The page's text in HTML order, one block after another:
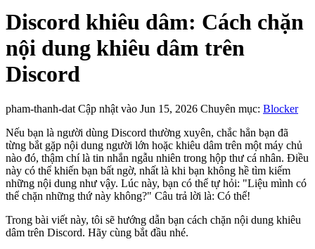
Discord khiêu dâm: Cách chặn
nội dung khiêu dâm trên
Discord
pham-thanh-dat Cập nhật vào Jun 15, 2026 Chuyên mục: Blocker
Nếu bạn là người dùng Discord thường xuyên, chắc hẳn bạn đã
từng bắt gặp nội dung người lớn hoặc khiêu dâm trên một máy chủ
nào đó, thậm chí là tin nhắn ngẫu nhiên trong hộp thư cá nhân. Điều
này có thể khiến bạn bất ngờ, nhất là khi bạn không hề tìm kiếm
những nội dung như vậy. Lúc này, bạn có thể tự hỏi: "Liệu mình có
thể chặn những thứ này không?" Câu trả lời là: Có thể!
Trong bài viết này, tôi sẽ hướng dẫn bạn cách chặn nội dung khiêu
dâm trên Discord. Hãy cùng bắt đầu nhé.